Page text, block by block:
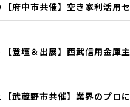
府中市共催】空き家利活用
登壇＆出展】西武信用金庫
武蔵野市共催】業界のプロ